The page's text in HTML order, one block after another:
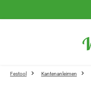
Festool Kantenanleimen